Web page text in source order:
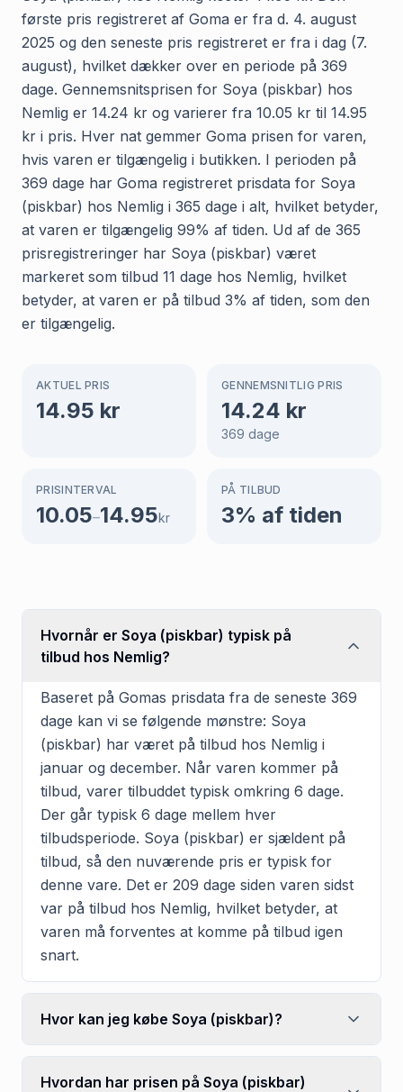
første pris registreret af Goma er fra d. 4. august
2025 og den seneste pris registreret er fra i dag (7.
august), hvilket dækker over en periode på 369
dage. Gennemsnitsprisen for Soya (piskbar) hos
Nemlig er 14.24 kr og varierer fra 10.05 kr til 14.95
kr i pris. Hver nat gemmer Goma prisen for varen,
hvis varen er tilgængelig i butikken. I perioden på
369 dage har Goma registreret prisdata for Soya
(piskbar) hos Nemlig i 365 dage i alt, hvilket betyder,
at varen er tilgængelig 99% af tiden. Ud af de 365
prisregistreringer har Soya (piskbar) været
markeret som tilbud 11 dage hos Nemlig, hvilket
betyder, at varen er på tilbud 3% af tiden, som den
er tilgængelig.
AKTUEL PRIS
14.95 kr
GENNEMSNITLIG PRIS
14.24 kr
369 dage
PRISINTERVAL
10.05–14.95kr
PÅ TILBUD
3% af tiden
Hvornår er Soya (piskbar) typisk på
tilbud hos Nemlig?
Baseret på Gomas prisdata fra de seneste 369
dage kan vi se følgende mønstre: Soya
(piskbar) har været på tilbud hos Nemlig i
januar og december. Når varen kommer på
tilbud, varer tilbuddet typisk omkring 6 dage.
Der går typisk 6 dage mellem hver
tilbudsperiode. Soya (piskbar) er sjældent på
tilbud, så den nuværende pris er typisk for
denne vare. Det er 209 dage siden varen sidst
var på tilbud hos Nemlig, hvilket betyder, at
varen må forventes at komme på tilbud igen
snart.
Hvor kan jeg købe Soya (piskbar)?
Hvordan har prisen på Soya (piskbar)